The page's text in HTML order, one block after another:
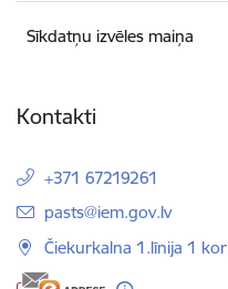
Sīkdatņu izvēles maiņa
Kontakti
+371 67219261
E-pasts:
pasts@iem.gov.lv
Čiekurkalna 1.līnija 1